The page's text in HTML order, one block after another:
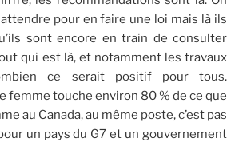
pour en faire une loi mais là ils
sont encore en train de consulter
qui est là, et notamment les travaux
ce serait positif pour tous.
femme touche environ 80 % de ce que
au Canada, au même poste, c’est pas
un pays du G7 et un gouvernement